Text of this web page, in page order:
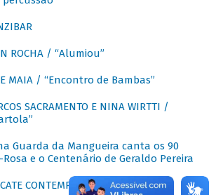
ROCHA / “Alumiou”
MAIA / “Encontro de Bambas”
SACRAMENTO E NINA WIRTTI /
Guarda da Mangueira canta os 90
e o Centenário de Geraldo Pereira
CONTEMPORÂNEO